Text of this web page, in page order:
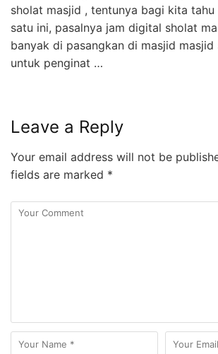
sholat masjid , tentunya bagi kita
satu ini, pasalnya jam digital sholat
banyak di pasangkan di masjid masjid
untuk penginat …
Leave a Reply
Your email address will not be
fields are marked *